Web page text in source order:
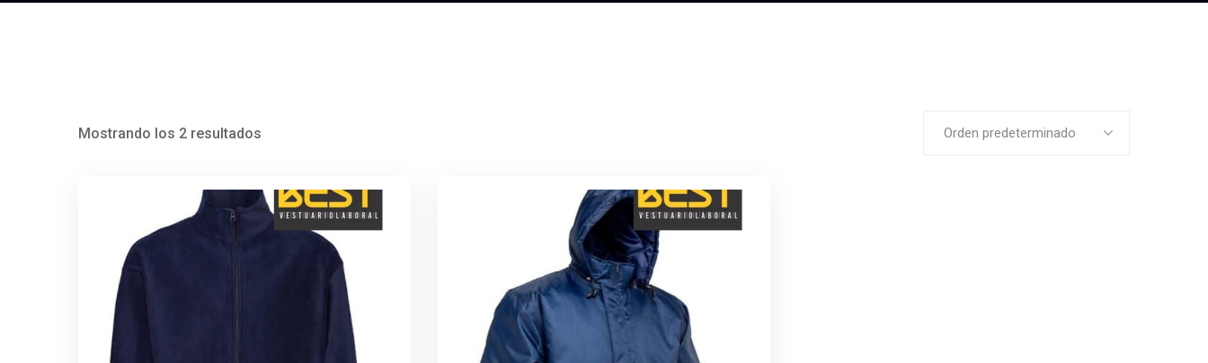
Mostrando los 2 resultados Orden predeterminado